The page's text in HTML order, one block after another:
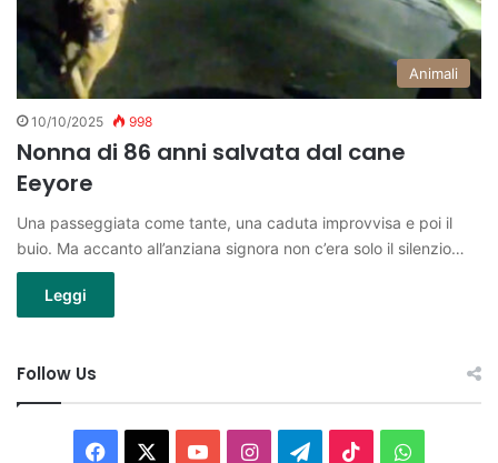
Animali
10/10/2025 998
Nonna di 86 anni salvata dal cane
Eeyore
Una passeggiata come tante, una caduta improvvisa e poi il
buio. Ma accanto all’anziana signora non c’era solo il silenzio…
Leggi
Follow Us
Facebook You InstagramTelegram
TikTok